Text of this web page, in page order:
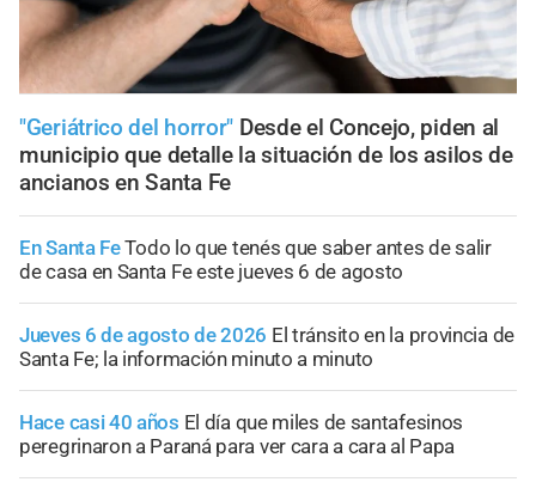
"Geriátrico del horror" Desde el Concejo, piden al
municipio que detalle la situación de los asilos de
ancianos en Santa Fe
En Santa FeTodo lo que tenés que saber antes de salir
de casa en Santa Fe este jueves 6 de agosto
Jueves 6 de agosto de 2026 El tránsito en la provincia de
Santa Fe; la información minuto a minuto
Hace casi 40 años El día que miles de santafesinos
peregrinaron a Paraná para ver cara a cara al Papa